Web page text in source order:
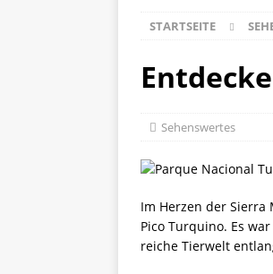
STARTSEITE
Sehenswertes
Im Herzen der Sierra
Pico Turquino. Es
reiche Tierwelt